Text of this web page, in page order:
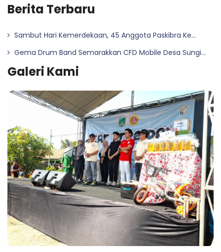
Berita Terbaru
Sambut Hari Kemerdekaan, 45 Anggota Paskibra Ke...
Gema Drum Band Semarakkan CFD Mobile Desa Sungi...
Galeri Kami